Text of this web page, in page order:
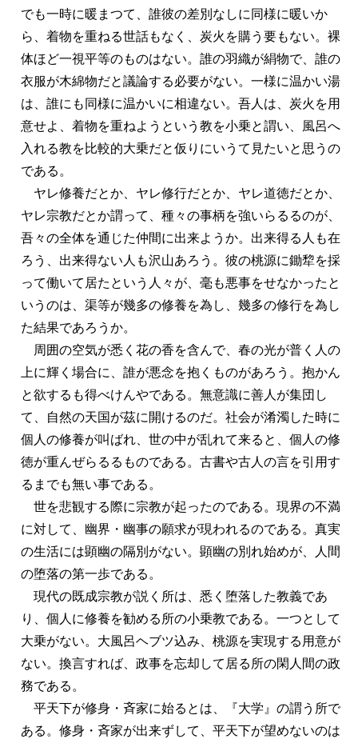
でも一時に暖まつて、誰彼の差別なしに同様に暖いか
ら、着物を重ねる世話もなく、炭火を購う要もない。裸
体ほど一視平等のものはない。誰の羽織が絹物で、誰の
衣服が木綿物だと議論する必要がない。一様に温かい湯
は、誰にも同様に温かいに相違ない。吾人は、炭火を用
意せよ、着物を重ねようという教を小乗と謂い、風呂へ
入れる教を比較的大乗だと仮りにいうて見たいと思うの
である。
ヤレ修養だとか、ヤレ修行だとか、ヤレ道徳だとか、
ヤレ宗教だとか謂って、種々の事柄を強いらるるのが、
吾々の全体を通じた仲間に出来ようか。出来得る人も在
ろう、出来得ない人も沢山あろう。彼の桃源に鋤犂を採
って働いて居たという人々が、毫も悪事をせなかったと
いうのは、渠等が幾多の修養を為し、幾多の修行を為し
た結果であろうか。
周囲の空気が悉く花の香を含んで、春の光が普く人の
上に輝く場合に、誰が悪念を抱くものがあろう。抱かん
と欲するも得べけんやである。無意識に善人が集団し
て、自然の天国が茲に開けるのだ。社会が淆濁した時に
個人の修養が叫ばれ、世の中が乱れて来ると、個人の修
徳が重んぜらるるものである。古書や古人の言を引用す
るまでも無い事である。
世を悲観する際に宗教が起ったのである。現界の不満
に対して、幽界・幽事の願求が現われるのである。真実
の生活には顕幽の隔別がない。顕幽の別れ始めが、人間
の堕落の第一歩である。
現代の既成宗教が説く所は、悉く堕落した教義であ
り、個人に修養を勧める所の小乗教である。一つとして
大乗がない。大風呂ヘブツ込み、桃源を実現する用意が
ない。換言すれば、政事を忘却して居る所の閑人間の政
務である。
平天下が修身・斉家に始るとは、『大学』の謂う所で
ある。修身・斉家が出来ずして、平天下が望めないのは